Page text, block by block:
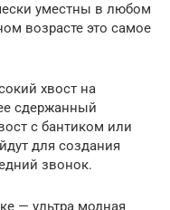
уместны в любом
возрасте это самое
хвост на
сдержанный
с бантиком или
для создания
звонок.
— ультра модная